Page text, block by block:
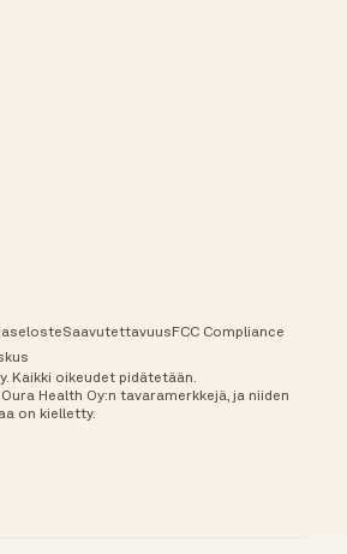
Saavutettavuus FCC Compliance
Kaikki oikeudet pidätetään.
Oura Health Oy:n tavaramerkkejä, ja niiden
on kielletty.